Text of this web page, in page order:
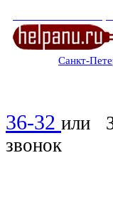
Санкт-
36-32 или
звонок